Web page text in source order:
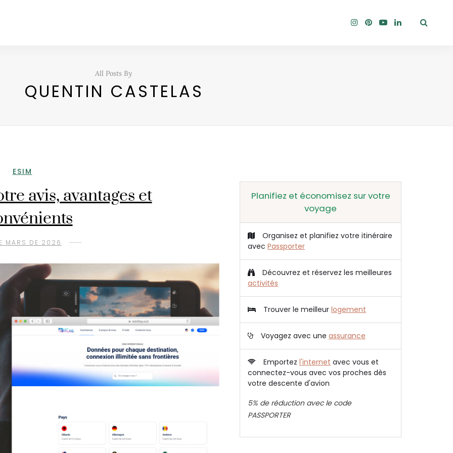
All Posts By
QUENTIN CASTELAS
ESIM
avis, avantages et
MARS DE 2026
Planifiez et économisez sur votre
voyage
Organisez et planifiez votre itinéraire
avec Passporter
Découvrez et réservez les meilleures
activités
Trouver le meilleur logement
Voyagez avec une assurance
Emportez l'internet avec vous et
connectez-vous avec vos proches dès
votre descente d'avion
5% de réduction avec le code
PASSPORTER